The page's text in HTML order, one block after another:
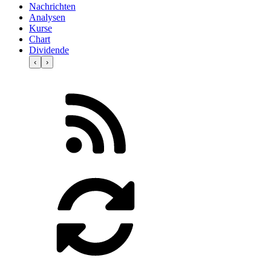
Nachrichten
Analysen
Kurse
Chart
Dividende
‹ ›